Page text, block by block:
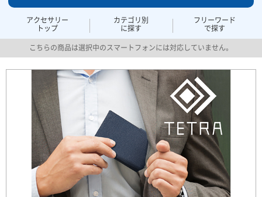
アクセサリー
トップ
カテゴリ別
に探す
フリーワード
で探す
こちらの商品は選択中のスマートフォンには対応していません。